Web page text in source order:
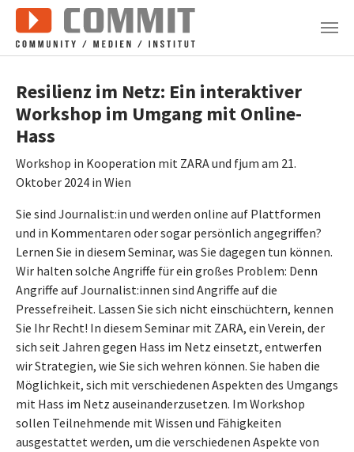
Zum Hauptinhalt springen
Resilienz im Netz: Ein interaktiver
Workshop im Umgang mit Online-
Hass
Workshop in Kooperation mit ZARA und fjum am 21.
Oktober 2024 in Wien
Sie sind Journalist:in und werden online auf Plattformen
und in Kommentaren oder sogar persönlich angegriffen?
Lernen Sie in diesem Seminar, was Sie dagegen tun können.
Wir halten solche Angriffe für ein großes Problem: Denn
Angriffe auf Journalist:innen sind Angriffe auf die
Pressefreiheit. Lassen Sie sich nicht einschüchtern, kennen
Sie Ihr Recht! In diesem Seminar mit ZARA, ein Verein, der
sich seit Jahren gegen Hass im Netz einsetzt, entwerfen
wir Strategien, wie Sie sich wehren können. Sie haben die
Möglichkeit, sich mit verschiedenen Aspekten des Umgangs
mit Hass im Netz auseinanderzusetzen. Im Workshop
sollen Teilnehmende mit Wissen und Fähigkeiten
ausgestattet werden, um die verschiedenen Aspekte von